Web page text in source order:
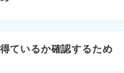
ているか確認するため